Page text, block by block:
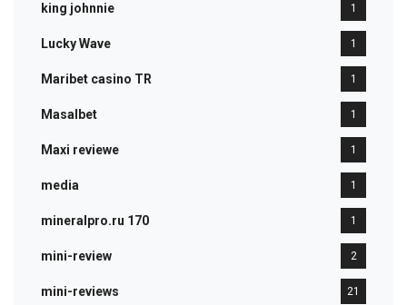
king johnnie 1
Lucky Wave 1
Maribet casino TR 1
Masalbet 1
Maxi reviewe 1
media 1
mineralpro.ru 170 1
mini-review 2
mini-reviews 21